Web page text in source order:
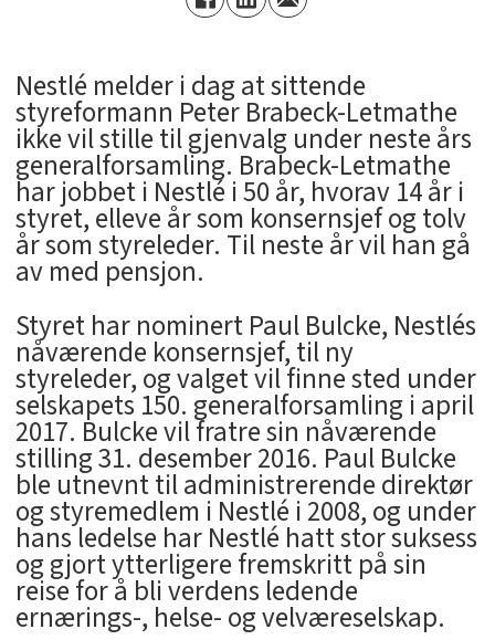
Nestlé melder i dag at sittende
styreformann Peter Brabeck-Letmathe
ikke vil stille til gjenvalg under neste års
generalforsamling. Brabeck-Letmathe
har jobbet i Nestlé i 50 år, hvorav 14 år i
styret, elleve år som konsernsjef og tolv
år som styreleder. Til neste år vil han gå
av med pensjon.
Styret har nominert Paul Bulcke, Nestlés
nåværende konsernsjef, til ny
styreleder, og valget vil finne sted under
selskapets 150. generalforsamling i april
2017. Bulcke vil fratre sin nåværende
stilling 31. desember 2016. Paul Bulcke
ble utnevnt til administrerende direktør
og styremedlem i Nestlé i 2008, og under
hans ledelse har Nestlé hatt stor suksess
og gjort ytterligere fremskritt på sin
reise for å bli verdens ledende
ernærings-, helse- og velværeselskap.